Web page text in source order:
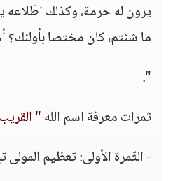
يرون له حرمة، وكذلك اطّلاعه
ما شئتم، كان مختصا بأولئك؟
".
ثمرات معرفة اسم الله"
- الثّمرة الأولى: تعظيم المولى